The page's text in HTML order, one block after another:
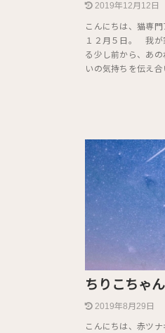
2019年12月12日
こんにちは、猫専
１２月５日。 我が
る少し前から、あ
いの気持ちを伝え
ちりこちゃ
2019年8月29日
こんにちは、赤ツ